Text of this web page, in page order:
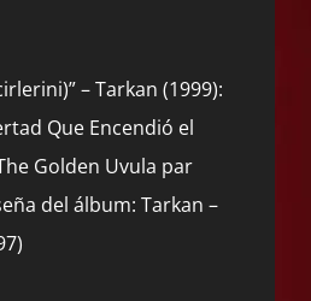
– Tarkan (1999):
Que Encendió el
Golden Uvula par
del álbum: Tarkan –